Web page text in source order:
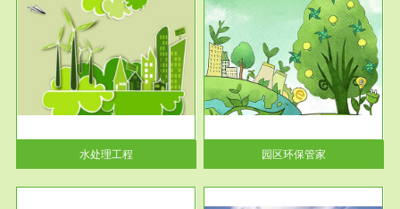
水处理工程
服务范围
园区环保管家
2016 年 4 月，环保部下发《关
于积极发挥环境保护作用促进供
给侧结...
园区环保管家